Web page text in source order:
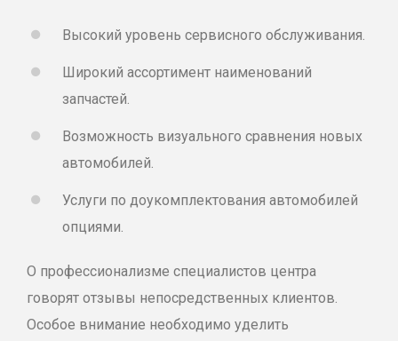
Высокий уровень сервисного обслуживания.
Широкий ассортимент наименований
запчастей.
Возможность визуального сравнения новых
автомобилей.
Услуги по доукомплектования автомобилей
опциями.
О профессионализме специалистов центра
говорят отзывы непосредственных клиентов.
Особое внимание необходимо уделить